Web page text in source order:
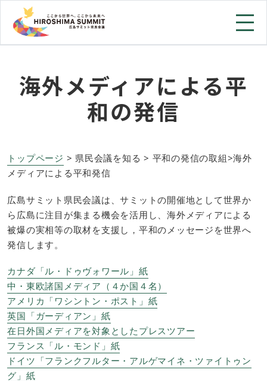
海外メディアによる平
和の発信
トップページ > 県民会議を知る > 平和の発信の取組>海外
メディアによる平和発信
広島サミット県民会議は、サミットの開催地として世界か
ら広島に注目が集まる機会を活用し、海外メディアによる
被爆の実相等の取材を支援し，平和のメッセージを世界へ
発信します。
カナダ「ル・ドゥヴォワール」紙
中・東欧諸国メディア（４か国４名）
アメリカ「ワシントン・ポスト」紙
英国「ガーディアン」紙
在日外国メディアを対象としたプレスツアー
フランス「ル・モンド」紙
ドイツ「フランクフルター・アルゲマイネ・ツァイトゥン
グ」紙